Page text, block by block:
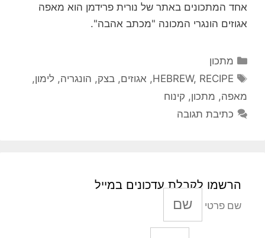
אחד המתכונים באתר של נורית פרידמן הוא מאפה
אגוזים הונגרי המכונה "מכתב אהבה".
קטגוריות
מתכון
תגיות
HEBREW, RECIPE
, אגוזים,בצק, הונגריה, לימון,
מאפה, מתכון, קינוח
כתיבת תגובה
הרשמו לקבלת עדכונים במייל
שם פרטי